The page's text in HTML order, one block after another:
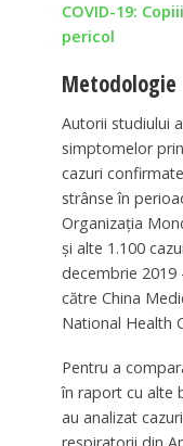
COVID-19:
pericol
Metodologie
Autorii studiului
simptomelor
cazuri
strânse în
Organizația
și alte 1.100
decembrie 2019
către China
National Health
Pentru a
în raport cu alte
au analizat
respiratorii din